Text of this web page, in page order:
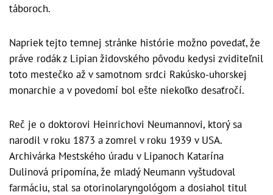
táboroch.
Napriek tejto temnej stránke histórie možno povedať, že
práve rodák z Lipian židovského pôvodu kedysi zviditeľnil
toto mestečko až v samotnom srdci Rakúsko-uhorskej
monarchie a v povedomí bol ešte niekoľko desaťročí.
Reč je o doktorovi Heinrichovi Neumannovi, ktorý sa
narodil v roku 1873 a zomrel v roku 1939 v USA.
Archivárka Mestského úradu v Lipanoch Katarína
Dulinová pripomína, že mladý Neumann vyštudoval
farmáciu, stal sa otorinolaryngológom a dosiahol titul